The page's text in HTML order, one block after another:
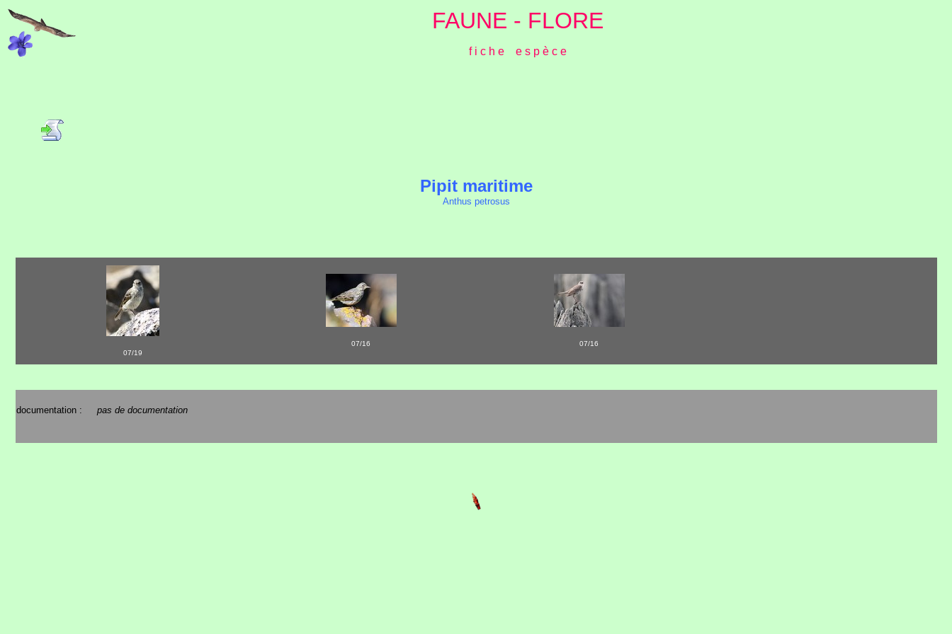
FAUNE - FLORE
f i c h e e s p è c e
Pipit maritime
Anthus petrosus
07/19
07/16 07/16
documentation : pas de documentation